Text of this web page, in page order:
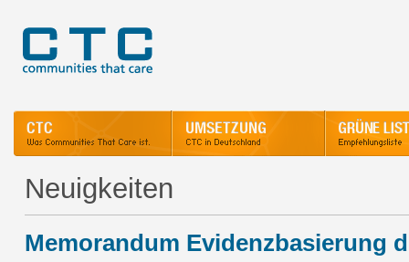
Neuigkeiten
Memorandum Evidenzbasierung